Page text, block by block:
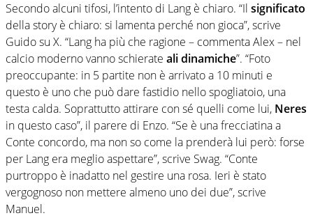
Secondo alcuni tifosi, l’intento di Lang è chiaro. “Il significato
della story è chiaro: si lamenta perché non gioca”, scrive
Guido su X. “Lang ha più che ragione – commenta Alex – nel
calcio moderno vanno schierate alidinamiche”. “Foto
preoccupante: in 5 partite non è arrivato a 10 minuti e
questo è uno che può dare fastidio nello spogliatoio, una
testa calda. Soprattutto attirare con sé quelli come lui, Neres
in questo caso”, il parere di Enzo. “Se è una frecciatina a
Conte concordo, ma non so come la prenderà lui però: forse
per Lang era meglio aspettare”, scrive Swag. “Conte
purtroppo è inadatto nel gestire una rosa. Ieri è stato
vergognoso non mettere almeno uno dei due”, scrive
Manuel.